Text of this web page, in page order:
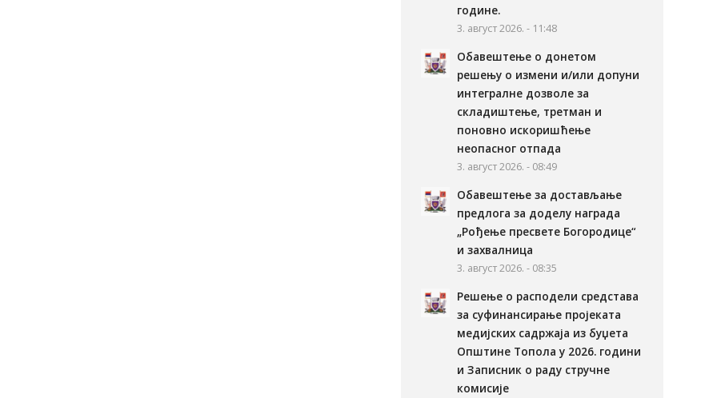
године.
3. август 2026. - 11:48
Обавештење о донетом
решењу о измени и/или допуни
интегралне дозволе за
складиштење, третман и
поновно искоришћење
неопасног отпада
3. август 2026. - 08:49
Обавештење за достављање
предлога за доделу награда
„Рођење пресвете Богородице“
и захвалница
3. август 2026. - 08:35
Решење о расподели средстава
за суфинансирање пројеката
медијских садржаја из буџета
Општине Топола у 2026. години
и Записник о раду стручне
комисије